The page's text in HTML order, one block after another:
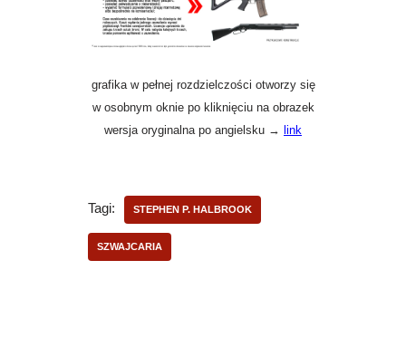
grafika w pełnej rozdzielczości otworzy się
w osobnym oknie po kliknięciu na obrazek
wersja oryginalna po angielsku → link
Tagi: STEPHEN P. HALBROOK
SZWAJCARIA